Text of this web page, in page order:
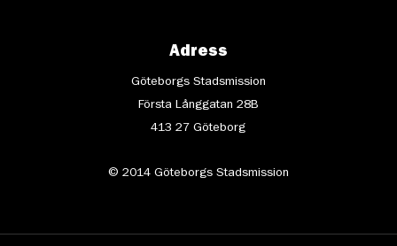
Adress
Göteborgs Stadsmission
Första Långgatan 28B
413 27 Göteborg
© 2014 Göteborgs Stadsmission